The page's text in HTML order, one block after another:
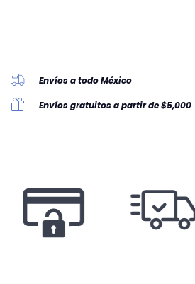
Envíos a todo México
Envíos gratuitos a partir de $5,000